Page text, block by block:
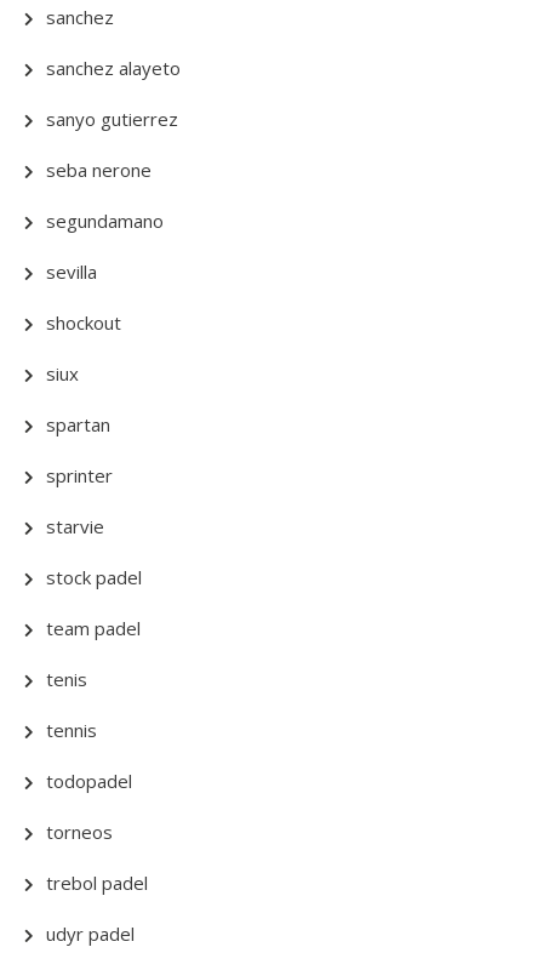
sanchez
sanchez alayeto
sanyo gutierrez
seba nerone
segundamano
sevilla
shockout
siux
spartan
sprinter
starvie
stock padel
team padel
tenis
tennis
todopadel
torneos
trebol padel
udyr padel